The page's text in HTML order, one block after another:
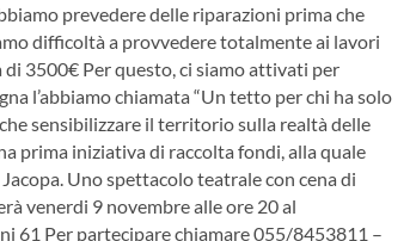
prevedere delle riparazioni prima che
difficoltà a provvedere totalmente ai lavori
3500€ Per questo, ci siamo attivati per
l’abbiamo chiamata “Un tetto per chi ha solo
sensibilizzare il territorio sulla realtà delle
prima iniziativa di raccolta fondi, alla quale
Uno spettacolo teatrale con cena di
venerdi 9 novembre alle ore 20 al
61 Per partecipare chiamare 055/8453811 –